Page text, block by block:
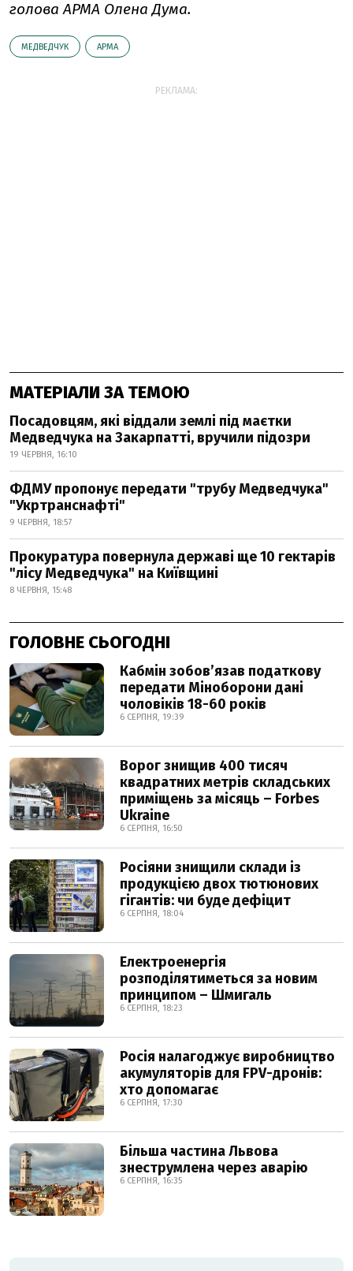
голова АРМА Олена Дума.
МЕДВЕДЧУК АРМА
РЕКЛАМА:
МАТЕРІАЛИ ЗА ТЕМОЮ
Посадовцям, які віддали землі під маєтки
Медведчука на Закарпатті, вручили підозри
19 ЧЕРВНЯ, 16:10
ФДМУ пропонує передати "трубу Медведчука"
"Укртранснафті"
9 ЧЕРВНЯ, 18:57
Прокуратура повернула державі ще 10 гектарів
"лісу Медведчука" на Київщині
8 ЧЕРВНЯ, 15:48
ГОЛОВНЕ СЬОГОДНІ
Кабмін зобовʼязав податкову
передати Міноборони дані
чоловіків 18-60 років
6 СЕРПНЯ, 19:39
Ворог знищив 400 тисяч
квадратних метрів складських
приміщень за місяць – Forbes
Ukraine
6 СЕРПНЯ, 16:50
Росіяни знищили склади із
продукцією двох тютюнових
гігантів: чи буде дефіцит
6 СЕРПНЯ, 18:04
Електроенергія
розподілятиметься за новим
принципом – Шмигаль
6 СЕРПНЯ, 18:23
Росія налагоджує виробництво
акумуляторів для FPV-дронів:
хто допомагає
6 СЕРПНЯ, 17:30
Більша частина Львова
знеструмлена через аварію
6 СЕРПНЯ, 16:35